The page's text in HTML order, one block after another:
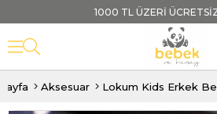
1000 TL ÜZERİ
Aksesuar